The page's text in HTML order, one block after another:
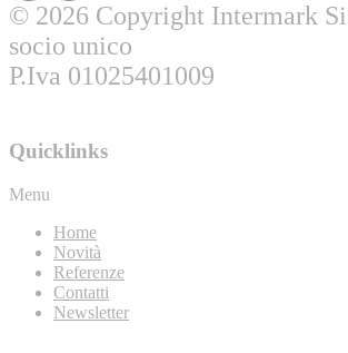
© 2026 Copyright Intermark
socio unico
P.Iva 01025401009
Quicklinks
Menu
Home
Novità
Referenze
Contatti
Newsletter